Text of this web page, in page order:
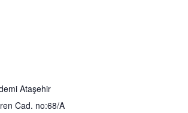
Ataşehir
Cad. no:68/A